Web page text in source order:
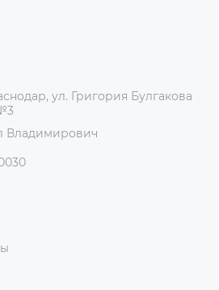
ул. Григория Булгакова
Владимирович